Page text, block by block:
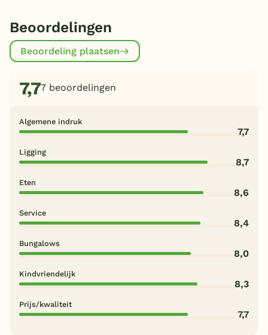
Beoordelingen
Beoordeling plaatsen
7,77 beoordelingen
Algemene indruk
7,7
Ligging
8,7
Eten
8,6
Service
8,4
Bungalows
8,0
Kindvriendelijk
8,3
Prijs/kwaliteit
7,7